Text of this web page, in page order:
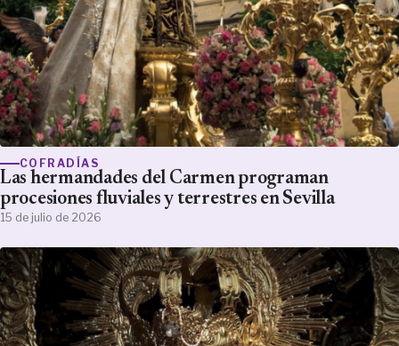
COFRADÍAS
Las hermandades del Carmen programan
procesiones fluviales y terrestres en Sevilla
15 de julio de 2026